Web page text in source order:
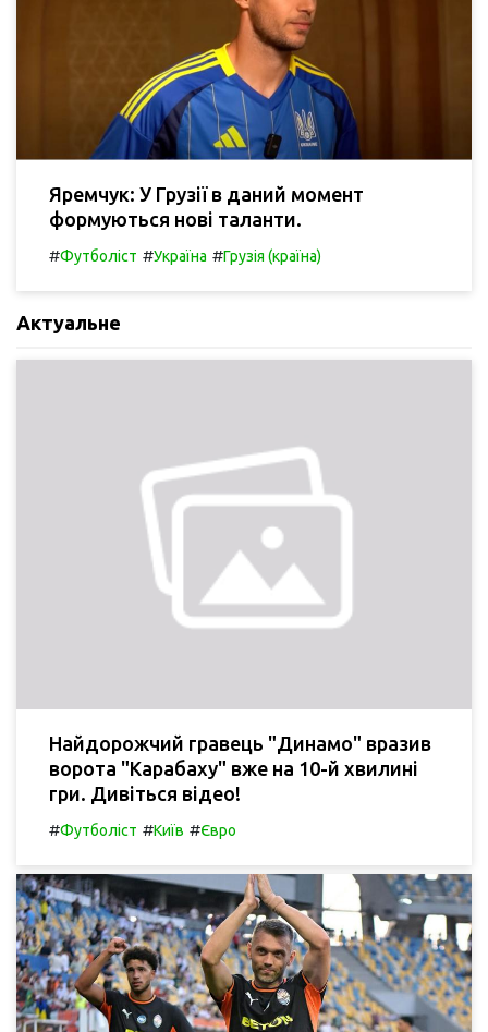
Яремчук: У Грузії в даний момент
формуються нові таланти.
#Футболіст #Україна #Грузія (країна)
Актуальне
Найдорожчий гравець "Динамо" вразив
ворота "Карабаху" вже на 10-й хвилині
гри. Дивіться відео!
#Футболіст #Київ #Євро